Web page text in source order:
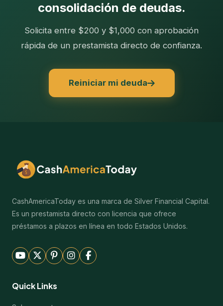
consolidación de deudas.
Solicita entre $200 y $1,000 con aprobación
rápida de un prestamista directo de confianza.
Reiniciar mi deuda
CashAmericaToday es una marca de Silver Financial Capital.
Es un prestamista directo con licencia que ofrece
préstamos a plazos en línea en todo Estados Unidos.
Quick Links